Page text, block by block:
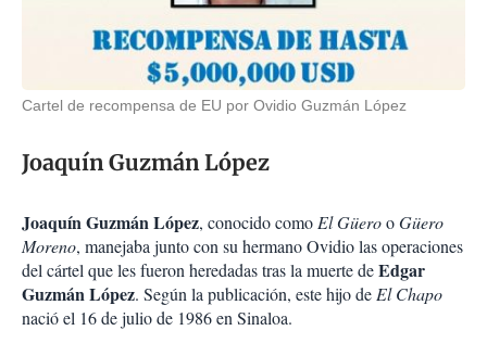
Cartel de recompensa de EU por Ovidio Guzmán López
Joaquín Guzmán López
Joaquín Guzmán López, conocido como El GüerooGüero
Moreno, manejaba junto con su hermano Ovidio las operaciones
del cártel que les fueron heredadas tras la muerte deEdgar
Guzmán López. Según la publicación, este hijo de El Chapo
nació el 16 de julio de 1986 en Sinaloa.